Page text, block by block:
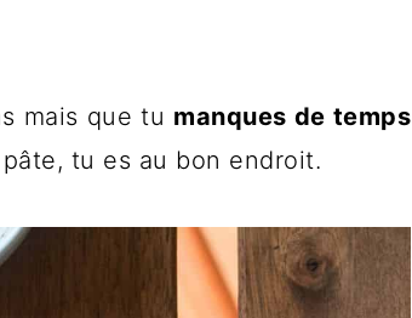
mais que tu manques de temps
tu es au bon endroit.